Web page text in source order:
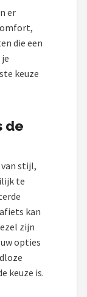
er
die een
keuze
de
stijl,
te
kan
zijn
opties
keuze is.